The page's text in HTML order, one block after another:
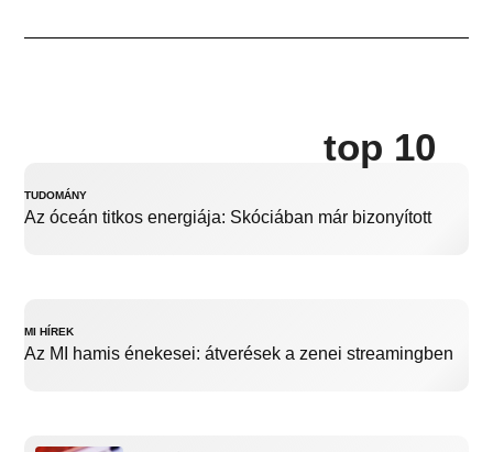
top 10
TUDOMÁNY
Az óceán titkos energiája: Skóciában már bizonyított
MI HÍREK
Az MI hamis énekesei: átverések a zenei streamingben